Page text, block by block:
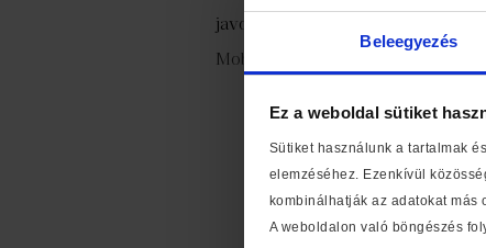
Beleegyezés
Ez a weboldal sütiket
Sütiket használunk a tartalmak
elemzéséhez. Ezenkívül
kombinálhatják az adatokat más
A weboldalon való böngészés
javor.zsofia@librishopline.com
Mobil: +36 20 664 6458